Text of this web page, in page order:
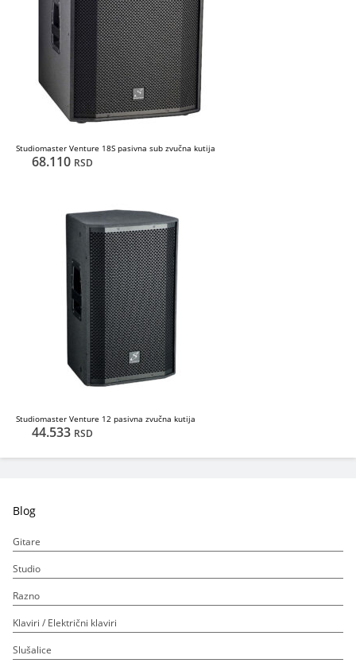
Studiomaster Venture 18S pasivna sub zvučna kutija
68.110 RSD
Studiomaster Venture 12 pasivna zvučna kutija
44.533 RSD
Blog
Gitare
Studio
Razno
Klaviri / Električni klaviri
Slušalice